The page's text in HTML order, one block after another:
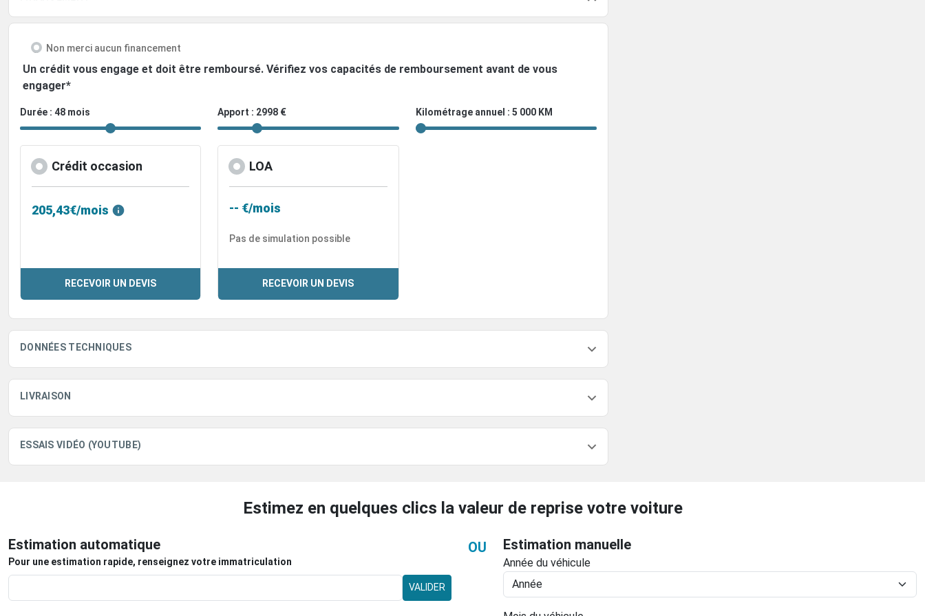
Non merci aucun financement
Un crédit vous engage et doit être remboursé. Vérifiez vos capacités de remboursement avant de vous
engager*
Durée : 48 mois Apport : 2998 € Kilométrage annuel : 5 000 KM
Crédit occasion
205,43€/mois
RECEVOIR UN DEVIS
LOA
-- €/mois
Pas de simulation possible
RECEVOIR UN DEVIS
DONNÉES TECHNIQUES
LIVRAISON
ESSAIS VIDÉO (YOUTUBE)
Estimez en quelques clics la valeur de reprise votre voiture
Estimation automatique
Pour une estimation rapide, renseignez votre immatriculation
VALIDER
OU Estimation manuelle
Année du véhicule